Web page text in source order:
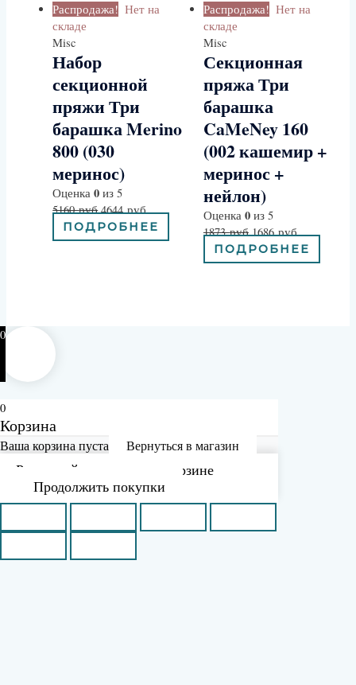
Распродажа! Нет на
складе
Misc
Набор
секционной
пряжи Три
барашка Merino
800 (030
меринос)
Оценка0 из 5
5160руб 4644руб
ПОДРОБНЕЕ
Распродажа! Нет на
складе
Misc
Секционная
пряжа Три
барашка
CaMeNey 160
(002 кашемир +
меринос +
нейлон)
Оценка 0из 5
1873руб 1686руб
ПОДРОБНЕЕ
0
0
Корзина
Ваша корзина пуста Вернуться в магазин
Рассчитайте доставку в корзине
Продолжить покупки